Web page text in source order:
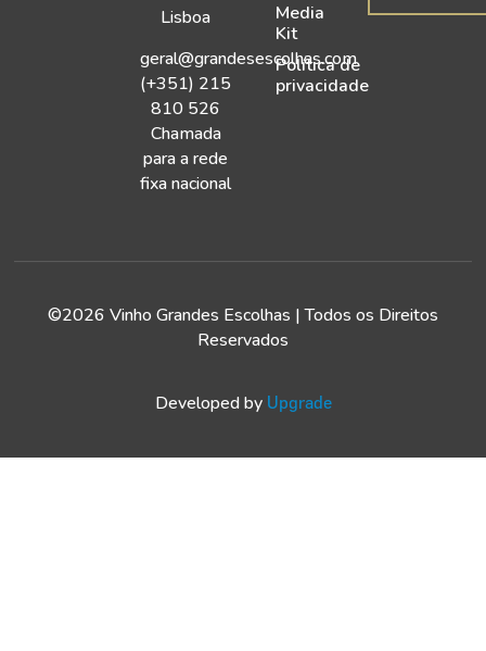
Lisboa
geral@grandesescolhas.com
(+351) 215
810 526
Chamada
para a rede
fixa nacional
Media
Kit
Política de
privacidade
©2026 Vinho Grandes Escolhas | Todos os Direitos
Reservados
Developed by Upgrade